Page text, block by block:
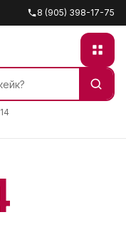
8 (905) 398-17-75